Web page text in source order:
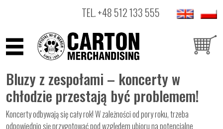
TEL.+48 512 133 555
ARTYŚCI
PRODUKTY
OUTLET
Bluzy z zespołami – koncerty w
chłodzie przestają być problemem!
Koncerty odbywają się cały rok! W zależności od pory roku, trzeba
odpowiednio się przygotować pod względem ubioru na potencjalne